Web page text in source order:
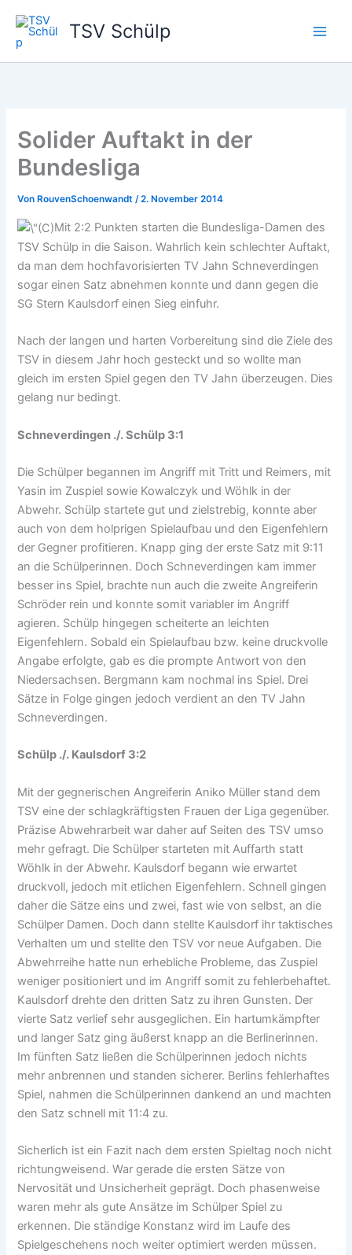
Inhalt
springen
TSV Schülp
Solider Auftakt in der
Bundesliga
Von RouvenSchoenwandt/2. November 2014
Mit 2:2 Punkten starten die Bundesliga-Damen des
TSV Schülp in die Saison. Wahrlich kein schlechter Auftakt,
da man dem hochfavorisierten TV Jahn Schneverdingen
sogar einen Satz abnehmen konnte und dann gegen die
SG Stern Kaulsdorf einen Sieg einfuhr.
Nach der langen und harten Vorbereitung sind die Ziele des
TSV in diesem Jahr hoch gesteckt und so wollte man
gleich im ersten Spiel gegen den TV Jahn überzeugen. Dies
gelang nur bedingt.
Schneverdingen ./. Schülp 3:1
Die Schülper begannen im Angriff mit Tritt und Reimers, mit
Yasin im Zuspiel sowie Kowalczyk und Wöhlk in der
Abwehr. Schülp startete gut und zielstrebig, konnte aber
auch von dem holprigen Spielaufbau und den Eigenfehlern
der Gegner profitieren. Knapp ging der erste Satz mit 9:11
an die Schülperinnen. Doch Schneverdingen kam immer
besser ins Spiel, brachte nun auch die zweite Angreiferin
Schröder rein und konnte somit variabler im Angriff
agieren. Schülp hingegen scheiterte an leichten
Eigenfehlern. Sobald ein Spielaufbau bzw. keine druckvolle
Angabe erfolgte, gab es die prompte Antwort von den
Niedersachsen. Bergmann kam nochmal ins Spiel. Drei
Sätze in Folge gingen jedoch verdient an den TV Jahn
Schneverdingen.
Schülp ./. Kaulsdorf 3:2
Mit der gegnerischen Angreiferin Aniko Müller stand dem
TSV eine der schlagkräftigsten Frauen der Liga gegenüber.
Präzise Abwehrarbeit war daher auf Seiten des TSV umso
mehr gefragt. Die Schülper starteten mit Auffarth statt
Wöhlk in der Abwehr. Kaulsdorf begann wie erwartet
druckvoll, jedoch mit etlichen Eigenfehlern. Schnell gingen
daher die Sätze eins und zwei, fast wie von selbst, an die
Schülper Damen. Doch dann stellte Kaulsdorf ihr taktisches
Verhalten um und stellte den TSV vor neue Aufgaben. Die
Abwehrreihe hatte nun erhebliche Probleme, das Zuspiel
weniger positioniert und im Angriff somit zu fehlerbehaftet.
Kaulsdorf drehte den dritten Satz zu ihren Gunsten. Der
vierte Satz verlief sehr ausgeglichen. Ein hartumkämpfter
und langer Satz ging äußerst knapp an die Berlinerinnen.
Im fünften Satz ließen die Schülperinnen jedoch nichts
mehr anbrennen und standen sicherer. Berlins fehlerhaftes
Spiel, nahmen die Schülperinnen dankend an und machten
den Satz schnell mit 11:4 zu.
Sicherlich ist ein Fazit nach dem ersten Spieltag noch nicht
richtungweisend. War gerade die ersten Sätze von
Nervosität und Unsicherheit geprägt. Doch phasenweise
waren mehr als gute Ansätze im Schülper Spiel zu
erkennen. Die ständige Konstanz wird im Laufe des
Spielgeschehens noch weiter optimiert werden müssen.